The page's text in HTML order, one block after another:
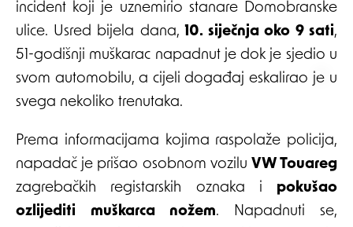
incident koji je uznemirio stanare Domobranske
ulice. Usred bijela dana, 10. siječnja oko 9 sati,
51-godišnji muškarac napadnut je dok je sjedio u
svom automobilu, a cijeli događaj eskalirao je u
svega nekoliko trenutaka.
Prema informacijama kojima raspolaže policija,
napadač je prišao osobnom vozilu VW Touareg
zagrebačkih registarskih oznaka i pokušao
ozlijediti muškarca nožem. Napadnuti se,